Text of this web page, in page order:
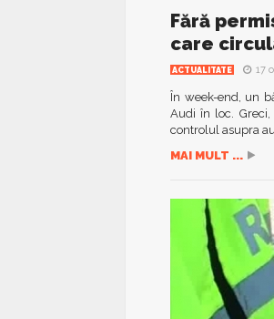
Fără
care
ACTUALITATE 17
În week-end, un
Audi în loc.
controlul asupra
MAI MULT ...